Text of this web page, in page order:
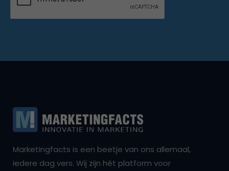
Marketingfacts is een beetje van ons allemaal,
iedere dag vers. Wij zijn hét platform voor